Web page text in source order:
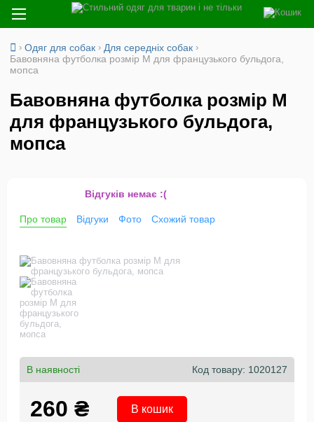
› Одяг для собак › Для середніх собак ›
Бавовняна футболка розмір М для французького бульдога,
мопса
Бавовняна футболка розмір М
для французького бульдога,
мопса
Відгуків немає :(
Про товар Відгуки Фото Схожий товар
В наявності Код товару: 1020127
260 ₴ В кошик